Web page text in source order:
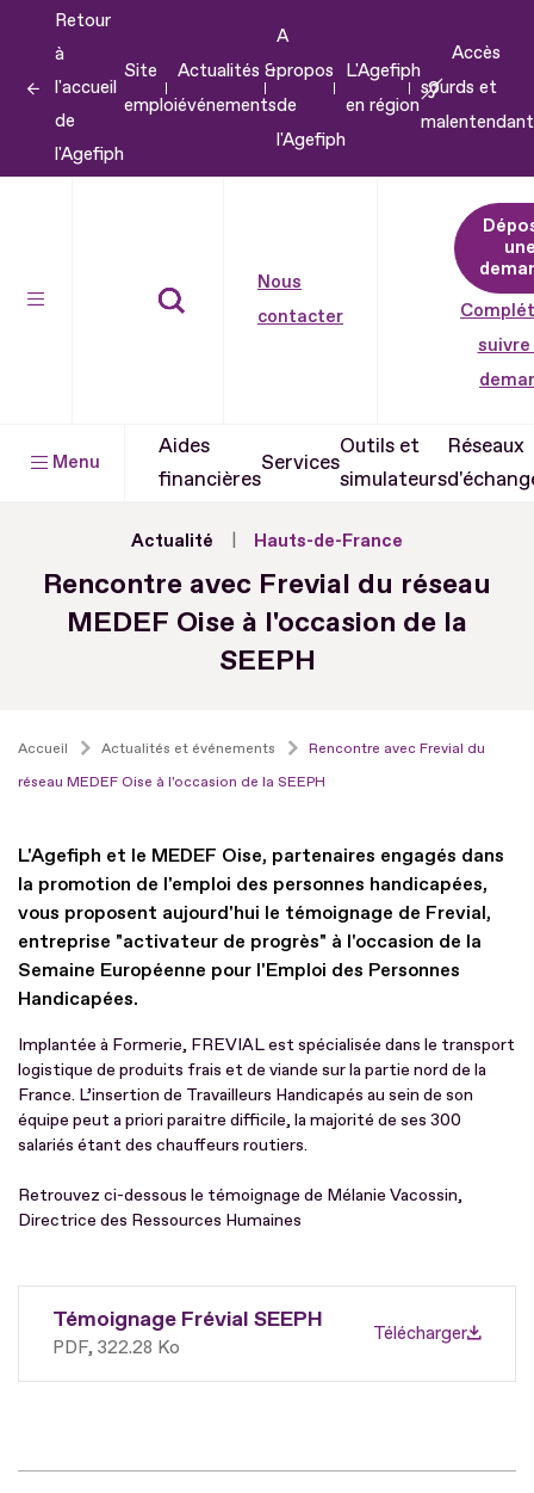
contenu
Retour
à
l'accueil
de
l'Agefiph
Site
emploi
Actualités &
événements
A
propos
de
l'Agefiph
L'Agefiph
en région
Accès
sourds et
Nous
contacter
suivre
Menu
Aides
financières
Services
Outils et
simulateurs
Réseaux
Actualité Hauts-de-France
Rencontre avec Frevial du réseau
MEDEF Oise à l'occasion de la
SEEPH
Accueil Actualités et événements
Rencontre avec Frevial du
réseau MEDEF Oise à l'occasion de la SEEPH
L'Agefiph et le MEDEF Oise, partenaires engagés dans
la promotion de l'emploi des personnes handicapées,
vous proposent aujourd'hui le témoignage de Frevial,
entreprise "activateur de progrès" à l'occasion de la
Semaine Européenne pour l'Emploi des Personnes
Handicapées.
Implantée à Formerie, FREVIAL est spécialisée dans le transport
logistique de produits frais et de viande sur la partie nord de la
France. L’insertion de Travailleurs Handicapés au sein de son
équipe peut a priori paraitre difficile, la majorité de ses 300
salariés étant des chauffeurs routiers.
Retrouvez ci-dessous le témoignage de Mélanie Vacossin,
Directrice des Ressources Humaines
Témoignage Frévial SEEPH
PDF 322.28 Ko
Télécharger